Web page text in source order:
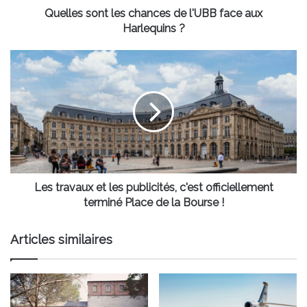
Quelles sont les chances de l'UBB face aux
Harlequins ?
Les
travaux
les
publicités,
c'est
officiellement
terminé
Place
Les travaux et les publicités, c'est officiellement
terminé Place de la Bourse !
Articles similaires